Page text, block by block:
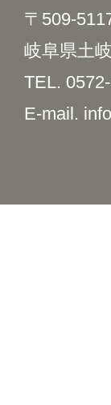
〒509-
岐阜県土
TEL.
E-mail.